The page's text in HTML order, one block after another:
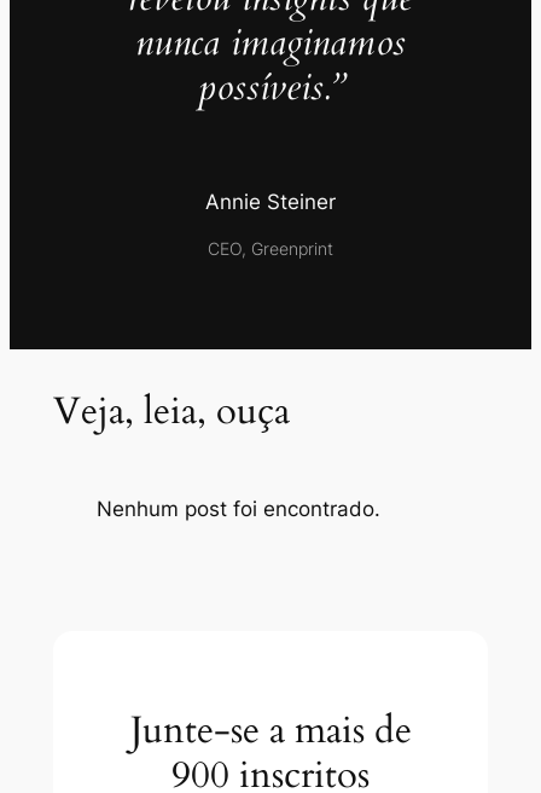
nunca imaginamos
possíveis.”
Annie Steiner
CEO, Greenprint
Veja, leia, ouça
Nenhum post foi encontrado.
Junte-se a mais de
900 inscritos